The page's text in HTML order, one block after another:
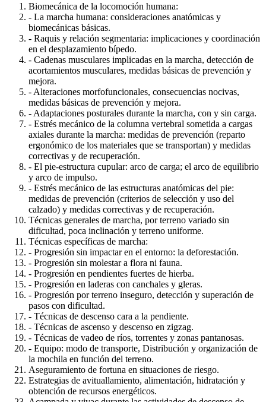
Biomecánica de la locomoción humana:
- La marcha humana: consideraciones anatómicas y
biomecánicas básicas.
- Raquis y relación segmentaria: implicaciones y coordinación
en el desplazamiento bípedo.
- Cadenas musculares implicadas en la marcha, detección de
acortamientos musculares, medidas básicas de prevención y
mejora.
- Alteraciones morfofuncionales, consecuencias nocivas,
medidas básicas de prevención y mejora.
- Adaptaciones posturales durante la marcha, con y sin carga.
- Estrés mecánico de la columna vertebral sometida a cargas
axiales durante la marcha: medidas de prevención (reparto
ergonómico de los materiales que se transportan) y medidas
correctivas y de recuperación.
- El pie-estructura cupular: arco de carga; el arco de equilibrio
y arco de impulso.
- Estrés mecánico de las estructuras anatómicas del pie:
medidas de prevención (criterios de selección y uso del
calzado) y medidas correctivas y de recuperación.
Técnicas generales de marcha, por terreno variado sin
dificultad, poca inclinación y terreno uniforme.
Técnicas específicas de marcha:
- Progresión sin impactar en el entorno: la deforestación.
- Progresión sin molestar a flora ni fauna.
- Progresión en pendientes fuertes de hierba.
- Progresión en laderas con canchales y gleras.
- Progresión por terreno inseguro, detección y superación de
pasos con dificultad.
- Técnicas de descenso cara a la pendiente.
- Técnicas de ascenso y descenso en zigzag.
- Técnicas de vadeo de ríos, torrentes y zonas pantanosas.
- Equipo: modo de transporte, Distribución y organización de
la mochila en función del terreno.
Aseguramiento de fortuna en situaciones de riesgo.
Estrategias de avituallamiento, alimentación, hidratación y
obtención de recursos energéticos.